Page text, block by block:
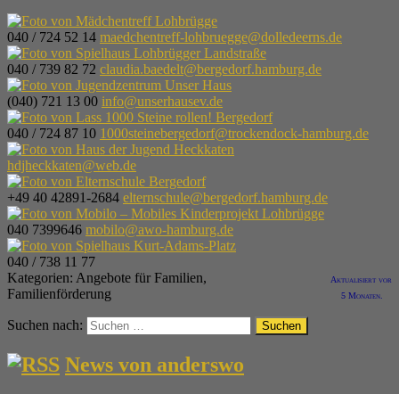
040 / 724 52 14 maedchentreff-lohbruegge@dolledeerns.de
040 / 739 82 72 claudia.baedelt@bergedorf.hamburg.de
(040) 721 13 00 info@unserhausev.de
040 / 724 87 10 1000steinebergedorf@trockendock-hamburg.de
hdjheckkaten@web.de
+49 40 42891-2684 elternschule@bergedorf.hamburg.de
040 7399646 mobilo@awo-hamburg.de
040 / 738 11 77
Kategorien: Angebote für Familien,
Familienförderung
Aktualisiert vor
5 Monaten.
Suchen nach:
News von anderswo